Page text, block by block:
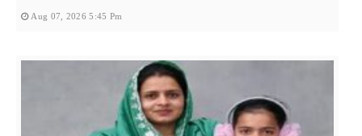
Aug 07, 2026 5:45 Pm